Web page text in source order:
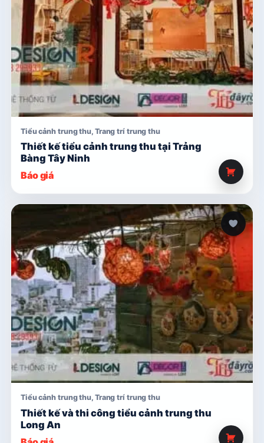
Tiểu cảnh trung thu, Trang trí trung thu
Thiết kế tiểu cảnh trung thu tại Trảng
Bàng Tây Ninh
Báo giá
Tiểu cảnh trung thu, Trang trí trung thu
Thiết kế và thi công tiểu cảnh trung thu
Long An